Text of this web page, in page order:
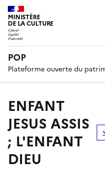
MINISTÈRE
DE LA CULTURE
POP
Plateforme ouverte du
ENFANT
JESUS ASSIS
; L'ENFANT
DIEU